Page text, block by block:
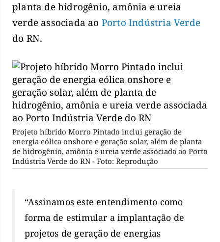
planta de hidrogênio, amônia e ureia
verde associada ao Porto Indústria Verde
do RN.
Projeto híbrido Morro Pintado inclui geração de
energia eólica onshore e geração solar, além de planta
de hidrogênio, amônia e ureia verde associada ao Porto
Indústria Verde do RN - Foto: Reprodução
“Assinamos este entendimento como
forma de estimular a implantação de
projetos de geração de energias